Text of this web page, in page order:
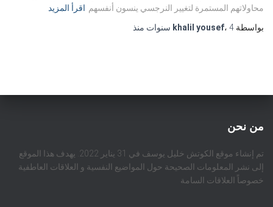
محاولاتهم المستمرة لتغيير النرجسي ينسون أنفسهم اقرأ المزيد
بواسطة
khalil yousef، 4 سنوات منذ
من نحن
تم إنشاء موقع الكوتش خليل يوسف في 31 يناير 2022. يهدف هذا الموقع
إلى نشر المعلومات الصحيحة حول المواضيع النفسية و العلاقات العاطفية
خصوصاً العلاقات السامة